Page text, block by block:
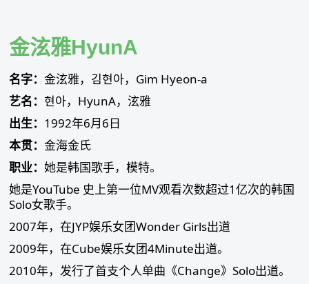
content
金泫雅HyunA
名字：金泫雅，김현아，Gim Hyeon-a
艺名：현아，HyunA，泫雅
出生： 1992年6月6日
本贯：金海金氏
职业：她是韩国歌手，模特。
她是YouTube 史上第一位MV观看次数超过1亿次的韩国
Solo女歌手。
2007年，在JYP娱乐女团Wonder Girls出道
2009年，在Cube娱乐女团4Minute出道。
2010年，发行了首支个人单曲《Change》Solo出道。